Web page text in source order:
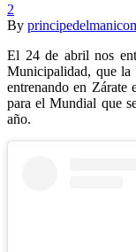
2
By
El 24 de abril nos
Municipalidad, que la
entrenando en Zárate
para el Mundial que
año.